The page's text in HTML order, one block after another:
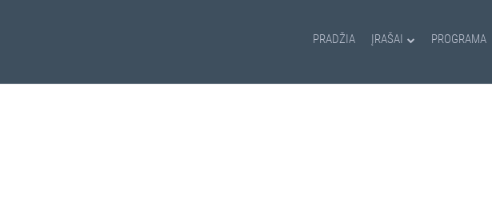
PRADŽIA ĮRAŠAI PROGRAMA